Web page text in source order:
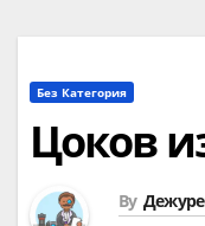
Без Категория
Цоков
By